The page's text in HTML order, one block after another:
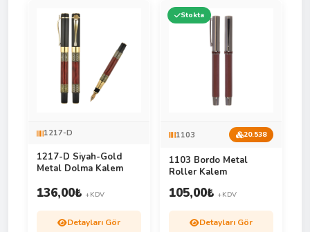
1217-D
1217-D Siyah-Gold
Metal Dolma Kalem
136,00₺ +KDV
Detayları Gör
Stokta
1103 20.538
1103 Bordo Metal
Roller Kalem
105,00₺ +KDV
Detayları Gör